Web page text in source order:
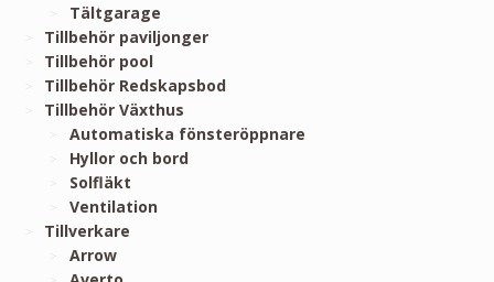
Tältgarage
Tillbehör paviljonger
Tillbehör pool
Tillbehör Redskapsbod
Tillbehör Växthus
Automatiska fönsteröppnare
Hyllor och bord
Solfläkt
Ventilation
Tillverkare
Arrow